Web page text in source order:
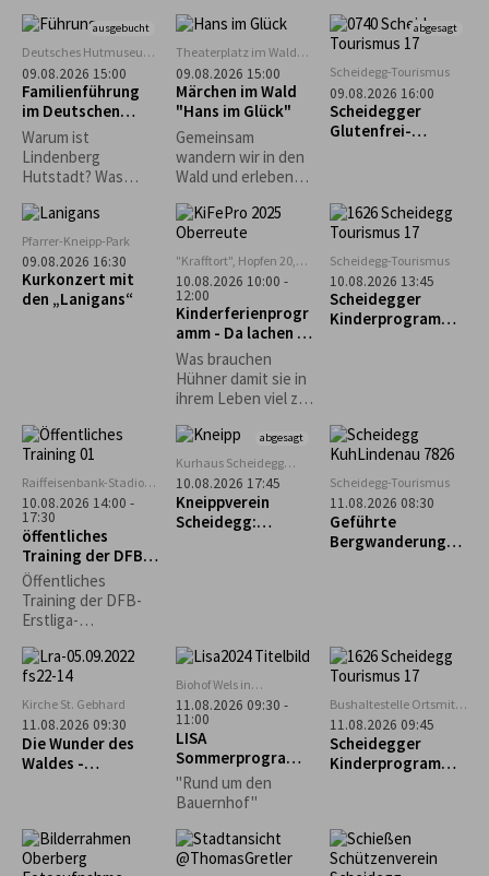
teilnehmen. Der
Besuch ist zu den
Öffnungszeiten des
Deutschen
Hutmuseum
möglich.
"Guni´s Panificio"
Waldfest ein und
freuen uns auf
euren zahlreichen
Besuch! Eure
Musikkapelle
Mittagstisch. Kaffee
und Kuchen.
Hüpfburg
ausgebucht
Deutsches Hutmuseum,
Lindenberg
09.08.2026 15:00
Familienführung
im Deutschen
Hutmuseum
Warum ist
Lindenberg
Hutstadt? Was
Pferdehändler
damit zu tun? Und
wie entstehen
Strohhüte? Warum
gibt es einen
Haifisch im
Theaterplatz im Wald
bei Grünenbach
09.08.2026 15:00
Märchen im Wald
"Hans im Glück"
Gemeinsam
wandern wir in den
Wald und erleben
spannende
Geschichte der
Gebrüder Grimm
abgesagt
Scheidegg-Tourismus
09.08.2026 16:00
Scheidegger
Glutenfrei-
Einkehr
Pfarrer-Kneipp-Park
09.08.2026 16:30
Kurkonzert mit
den „Lanigans“
"Krafftort", Hopfen 20,
88167 Stiefenhofen
10.08.2026 10:00 -
12:00
Kinderferienprogr
amm - Da lachen ja
die Hühner
Was brauchen
Hühner damit sie in
ihrem Leben viel zu
ein fröhliches
Hühnerleben
führen können? Das
und vieles mehr,
erfahrt ihr an
diesem Nachmittag.
Scheidegg-Tourismus
10.08.2026 13:45
Scheidegger
Kinderprogramm:
Raiffeisenbank-Stadion
in Weiler im Allgäu
10.08.2026 14:00 -
17:30
öffentliches
Training der DFB-
Erstliga-
Schiedsrichter
Öffentliches
Training der DFB-
Erstliga-
Bewirtung
abgesagt
Kurhaus Scheidegg
Mehrzweckraum im UG
10.08.2026 17:45
Kneippverein
Scheidegg:
Scheidegg-Tourismus
11.08.2026 08:30
Geführte
Bergwanderung
Kirche St. Gebhard
11.08.2026 09:30
Die Wunder des
Waldes -
Biohof Wels in
Oberthalhofen
11.08.2026 09:30 -
11:00
LISA
Sommerprogramm
: Hofeinblicke
"Rund um den
Bauernhof"
Bushaltestelle Ortsmitte
Scheidegg
11.08.2026 09:45
Scheidegger
Kinderprogramm:
Heim in Scheffau